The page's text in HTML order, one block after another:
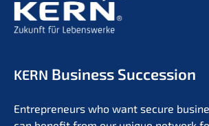
KERN Business Succession
Entre­pre­neurs who want secure